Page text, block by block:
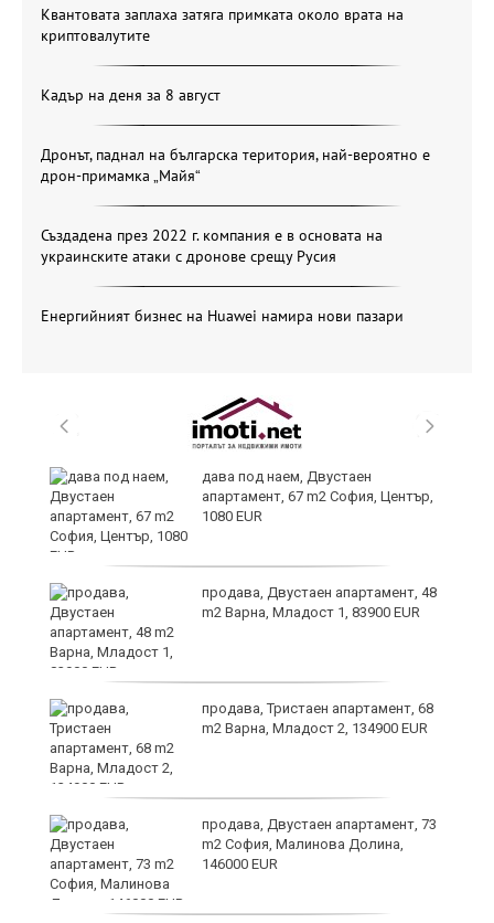
Квантовата заплаха затяга примката около врата на
криптовалутите
Кадър на деня за 8 август
Дронът, паднал на българска територия, най-вероятно е
дрон-примамка „Майя“
Създадена през 2022 г. компания е в основата на
украинските атаки с дронове срещу Русия
Енергийният бизнес на Huawei намира нови пазари
дава под наем, Двустаен
апартамент, 67 m2 София, Център,
1080 EUR
продава, Двустаен апартамент, 48
m2 Варна, Младост 1, 83900 EUR
продава, Тристаен апартамент, 68
m2 Варна, Младост 2, 134900 EUR
продава, Двустаен апартамент, 73
m2 София, Малинова Долина,
146000 EUR